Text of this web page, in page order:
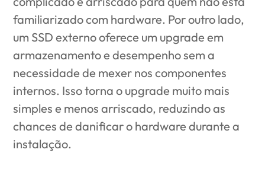
familiarizado com hardware. Por outro lado,
um SSD externo oferece um upgrade em
armazenamento e desempenho sem a
necessidade de mexer nos componentes
internos. Isso torna o upgrade muito mais
simples e menos arriscado, reduzindo as
chances de danificar o hardware durante a
instalação.